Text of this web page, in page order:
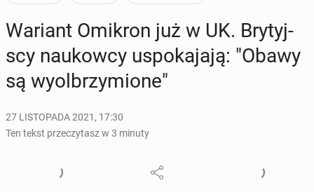
Wariant Omikron już w UK. Bry­tyj­
scy na­ukow­cy uspo­ka­ja­ją: "Obawy
są wy­ol­brzy­mio­ne"
27 LISTOPADA 2021, 17:30
Ten tekst przeczytasz w 3 minuty